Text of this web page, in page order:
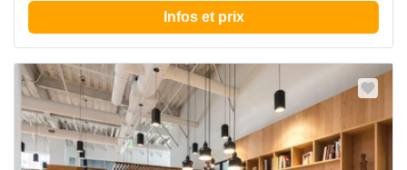
Infos et prix